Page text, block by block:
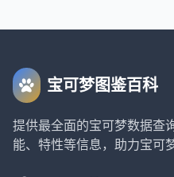
宝可梦图鉴百科
提供最全面的宝可梦数据查
能、特性等信息，助力宝可